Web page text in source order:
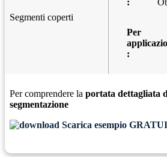
Segmenti coperti
:
Per
:
Per comprendere la portata dettagliata
segmentazione
Scarica esempio